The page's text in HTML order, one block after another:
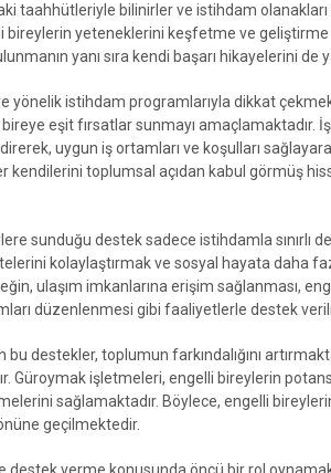
taahhütleriyle bilinirler ve istihdam
bireylerin yeteneklerini keşfetme ve geliştirme
yanı sıra kendi başarı hikayelerini de
yönelik istihdam programlarıyla dikkat
eşit fırsatlar sunmayı amaçlamaktadır.
uygun iş ortamları ve koşulları
kendilerini toplumsal açıdan kabul görmüş
sunduğu destek sadece istihdamla sınırlı
kolaylaştırmak ve sosyal hayata daha
ulaşım imkanlarına erişim sağlanması,
düzenlenmesi gibi faaliyetlerle destek
destekler, toplumun farkındalığını
Güroymak işletmeleri, engelli bireylerin
sağlamaktadır. Böylece, engelli
geçilmektedir.